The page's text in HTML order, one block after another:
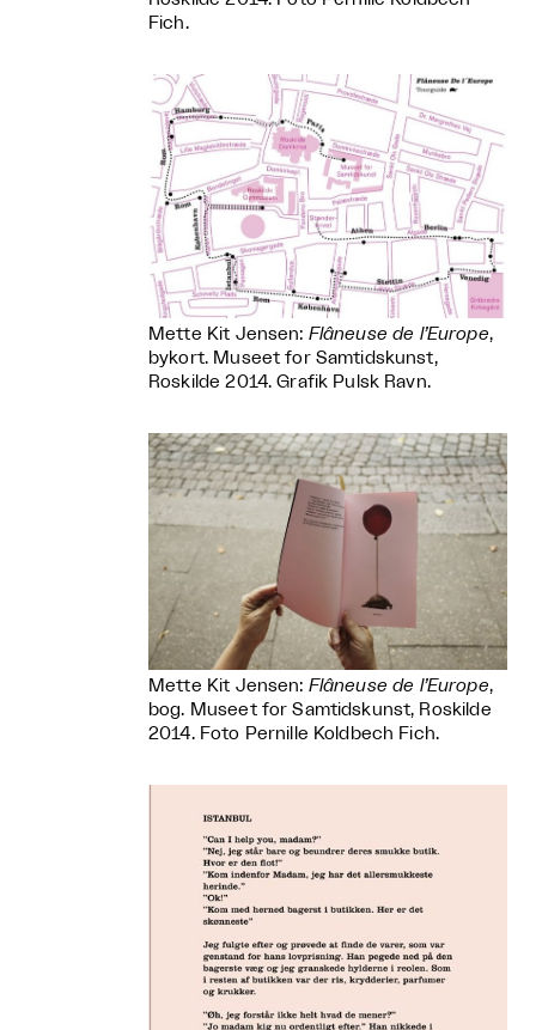
Fich.
Mette Kit Jensen: Flâneuse de l’Europe,
bykort. Museet for Samtidskunst,
Roskilde 2014. Grafik Pulsk Ravn.
Mette Kit Jensen: Flâneuse de l’Europe,
bog. Museet for Samtidskunst, Roskilde
2014. Foto Pernille Koldbech Fich.